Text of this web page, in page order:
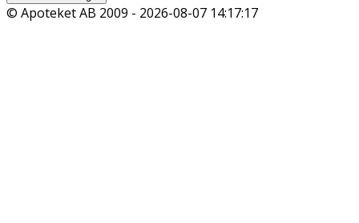
© Apoteket AB 2009 - 2026-08-07 14:17:17